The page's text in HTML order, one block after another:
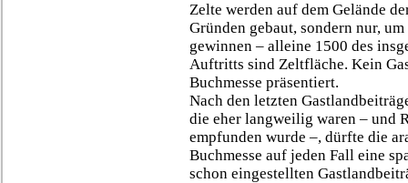
Zelte werden auf dem Gelände
Gründen gebaut, sondern nur,
gewinnen – alleine 1500 des
Auftritts sind Zeltfläche. Kein
Buchmesse präsentiert.
Nach den letzten
die eher langweilig waren – und
empfunden wurde –, dürfte die
Buchmesse auf jeden Fall eine
schon eingestellten